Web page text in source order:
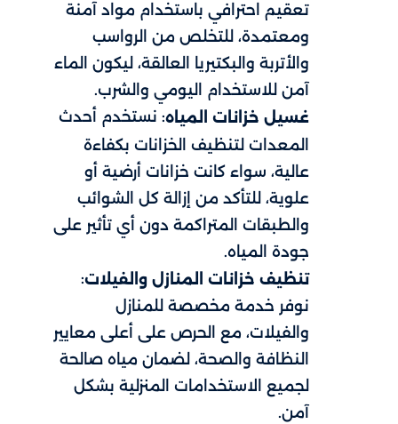
تعقيم احترافي باستخدام مواد آمنة
ومعتمدة، للتخلص من الرواسب
والأتربة والبكتيريا العالقة، ليكون الماء
آمن للاستخدام اليومي والشرب.
غسيل خزانات المياه: نستخدم أحدث
المعدات لتنظيف الخزانات بكفاءة
عالية، سواء كانت خزانات أرضية أو
علوية، للتأكد من إزالة كل الشوائب
والطبقات المتراكمة دون أي تأثير على
جودة المياه.
تنظيف خزانات المنازل والفيلات:
نوفر خدمة مخصصة للمنازل
والفيلات، مع الحرص على أعلى معايير
النظافة والصحة، لضمان مياه صالحة
لجميع الاستخدامات المنزلية بشكل
آمن.